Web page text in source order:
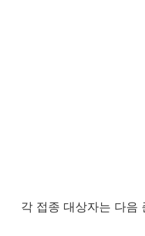
각 접종 대상자는 다음